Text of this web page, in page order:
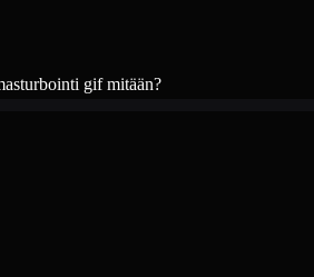
gif mitään?